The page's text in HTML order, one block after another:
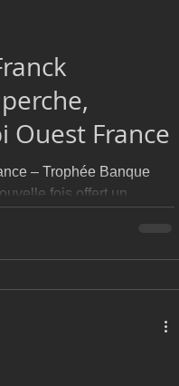
Ouest France
– Trophée Banque
fois offert un
les quatre jours de